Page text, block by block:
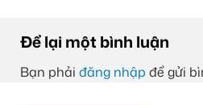
Để lại một bình luận
Bạn phải đăng nhập để gửi